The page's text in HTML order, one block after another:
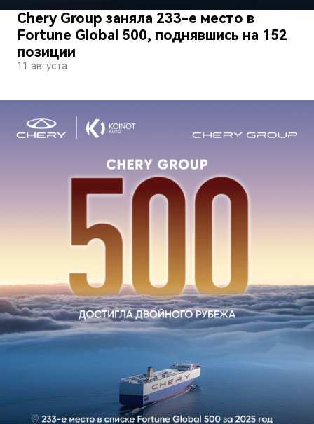
Chery Group заняла 233-е место в
Fortune Global 500, поднявшись на 152
позиции
11 августа